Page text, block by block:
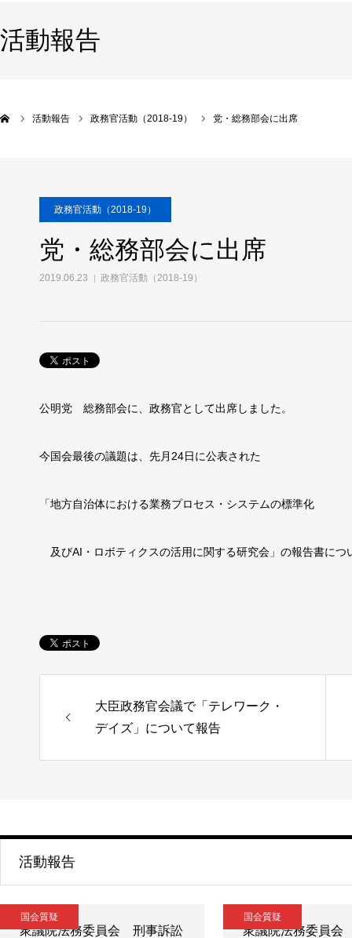
活動報告
活動報告 政務官活動（2018-19） 党・総務部会に出席
政務官活動（2018-19）
党・総務部会に出席
2019.06.23 政務官活動（2018-19）
公明党 総務部会に、政務官として出席しました。
今国会最後の議題は、先月24日に公表された
「地方自治体における業務プロセス・ システムの標準化
及びAI・ロボティクスの活用に関する研究会」の報告書につ
大臣政務官会議で「テレワーク・
デイズ」について報告
活動報告
国会質疑
衆議院法務委員会 刑事訴訟
国会質疑
衆議院法務委員